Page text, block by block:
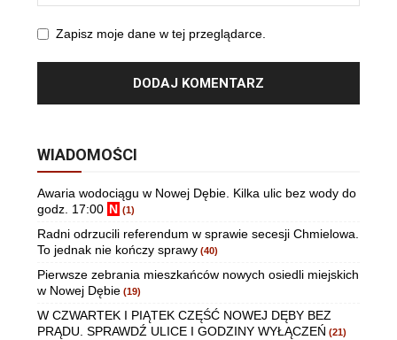
Zapisz moje dane w tej przeglądarce.
WIADOMOŚCI
Awaria wodociągu w Nowej Dębie. Kilka ulic bez wody do
godz. 17:00 N (1)
Radni odrzucili referendum w sprawie secesji Chmielowa.
To jednak nie kończy sprawy (40)
Pierwsze zebrania mieszkańców nowych osiedli miejskich
w Nowej Dębie (19)
W CZWARTEK I PIĄTEK CZĘŚĆ NOWEJ DĘBY BEZ
PRĄDU. SPRAWDŹ ULICE I GODZINY WYŁĄCZEŃ (21)